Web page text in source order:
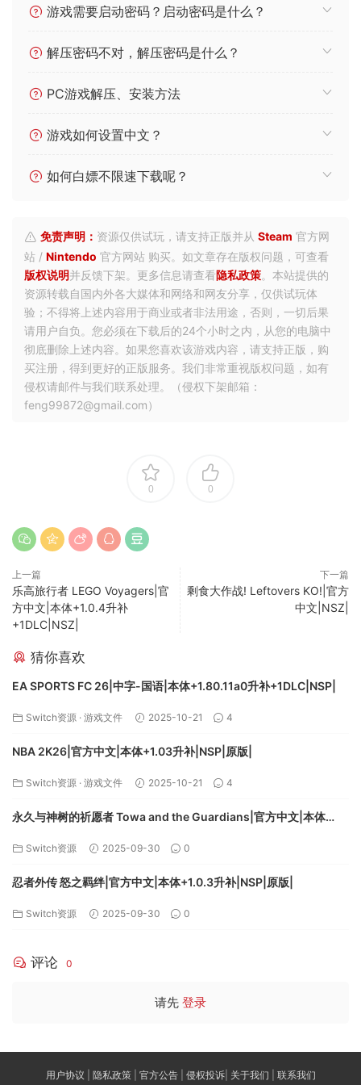
游戏需要启动密码？启动密码是什么？
解压密码不对，解压密码是什么？
PC游戏解压、安装方法
游戏如何设置中文？
如何白嫖不限速下载呢？
免责声明： 资源仅供试玩，请支持正版并从 Steam 官方网
站 / Nintendo 官方网站 购买。如文章存在版权问题，可查看
版权说明并反馈下架。更多信息请查看隐私政策。本站提供的
资源转载自国内外各大媒体和网络和网友分享，仅供试玩体
验；不得将上述内容用于商业或者非法用途，否则，一切后果
请用户自负。您必须在下载后的24个小时之内，从您的电脑中
彻底删除上述内容。如果您喜欢该游戏内容，请支持正版，购
买注册，得到更好的正版服务。我们非常重视版权问题，如有
侵权请邮件与我们联系处理。（侵权下架邮箱：
feng99872@gmail.com）
0 0
上一篇
乐高旅行者 LEGO Voyagers|官
方中文|本体+1.0.4升补
+1DLC|NSZ|
下一篇
剩食大作战! Leftovers KO!|官方
中文|NSZ|
猜你喜欢
EA SPORTS FC 26|中字-国语|本体+1.80.11a0升补+1DLC|NSP|
Switch资源 · 游戏文件 2025-10-21 4
NBA 2K26|官方中文|本体+1.03升补|NSP|原版|
Switch资源 · 游戏文件 2025-10-21 4
永久与神树的祈愿者 Towa and the Guardians|官方中文|本体
Switch资源 2025-09-30 0
忍者外传 怒之羁绊|官方中文|本体+1.0.3升补|NSP|原版|
Switch资源 2025-09-30 0
评论 0
请先 登录
用户协议 隐私政策| 官方公告| 侵权投诉| 关于我们 联系我们